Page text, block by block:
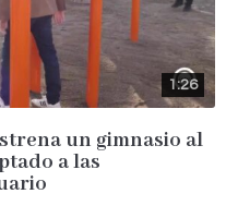
1:26
un gimnasio al
a las